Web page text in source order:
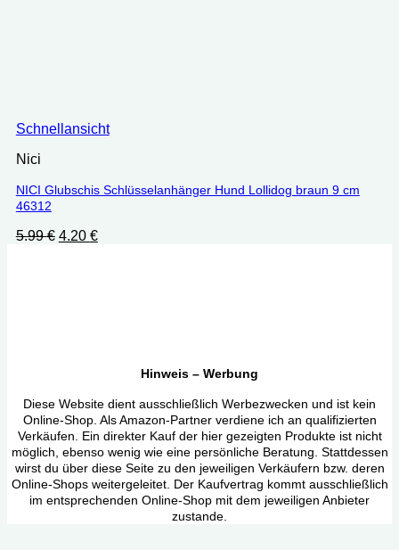
Schnellansicht
Nici
NICI Glubschis Schlüsselanhänger Hund Lollidog braun 9 cm
46312
5.99€ Ursprünglicher
4.20 €Aktueller
Hinweis – Werbung
Diese Website dient ausschließlich Werbezwecken und ist kein
Online-Shop. Als Amazon-Partner verdiene ich an qualifizierten
Verkäufen. Ein direkter Kauf der hier gezeigten Produkte ist nicht
möglich, ebenso wenig wie eine persönliche Beratung. Stattdessen
wirst du über diese Seite zu den jeweiligen Verkäufern bzw. deren
Online-Shops weitergeleitet. Der Kaufvertrag kommt ausschließlich
im entsprechenden Online-Shop mit dem jeweiligen Anbieter
zustande.